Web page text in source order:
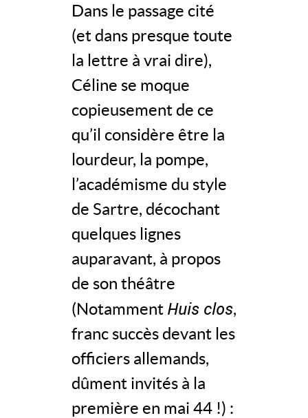
Dans le passage cité
(et dans presque toute
la lettre à vrai dire),
Céline se moque
copieusement de ce
qu’il considère être la
lourdeur, la pompe,
l’académisme du style
de Sartre, décochant
quelques lignes
auparavant, à propos
de son théâtre
(Notamment Huis clos,
franc succès devant les
officiers allemands,
dûment invités à la
première en mai 44 !) :